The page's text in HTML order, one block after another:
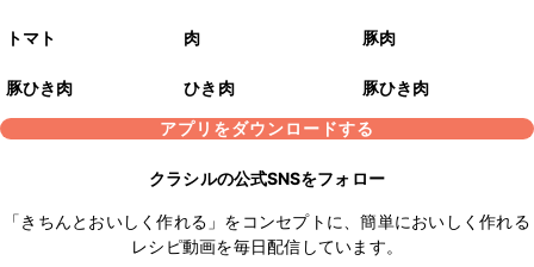
トマト 肉 豚肉
豚ひき肉 ひき肉
豚ひき肉
アプリをダウンロードする
クラシルの公式SNSをフォロー
「きちんとおいしく作れる」をコンセプトに、簡単においしく作れる
レシピ動画を毎日配信しています。